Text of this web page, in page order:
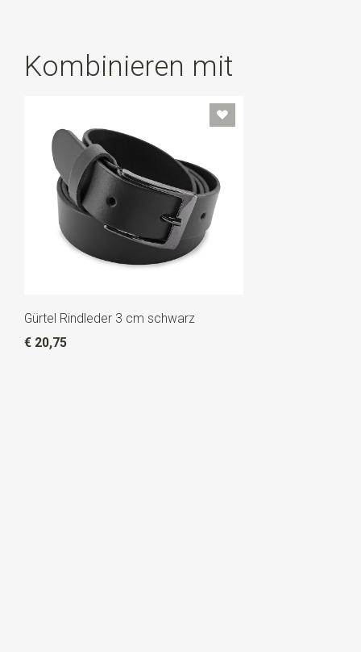
Kombinieren mit
Gürtel Rindleder 3 cm schwarz
€ 20,75